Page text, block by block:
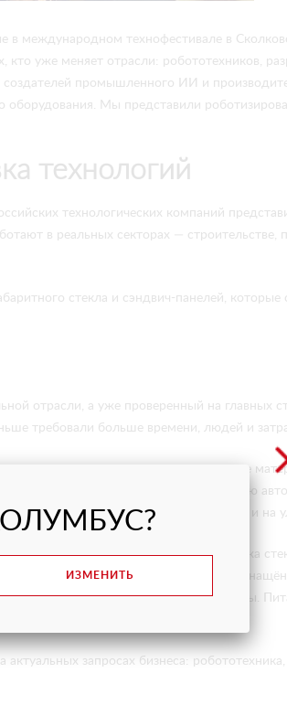
в международном технофестивале в
кто уже меняет отрасли: робототехников,
создателей промышленного ИИ и
оборудования. Мы представили
технологий
технологических компаний
в реальных секторах — строительстве,
стекла и сэндвич-панелей,
отрасли, а уже проверенный на главных
требовали больше времени, людей и
и поднимает стекло и другие непористые
участия человека. Работает полностью
для работы внутри помещений и на
и производства ARLIFT для монтажа
для российских условий: захват
осадках и перепадах температуры.
запросах бизнеса:
ИЗМЕНИТЬ